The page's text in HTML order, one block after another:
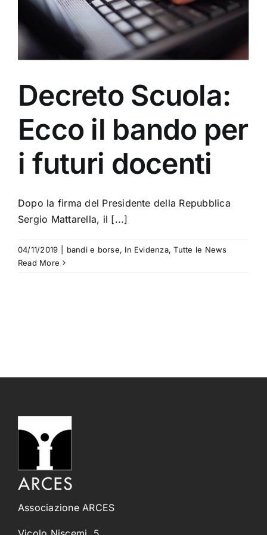
Decreto Scuola:
Ecco il bando per
i futuri docenti
Dopo la firma del Presidente della Repubblica
Sergio Mattarella, il [...]
04/11/2019 bandi e borse, In Evidenza,Tutte le News
Read More
Associazione ARCES